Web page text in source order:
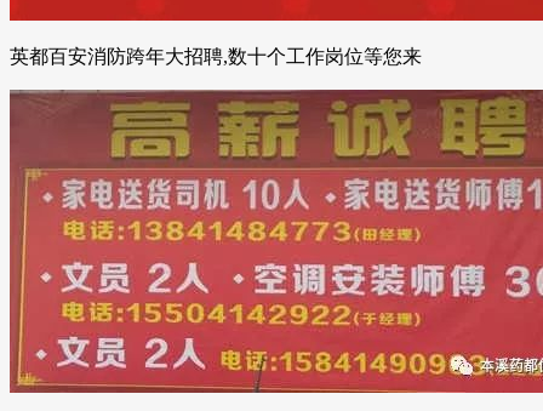
英都百安消防跨年大招聘,数十个工作岗位等您来